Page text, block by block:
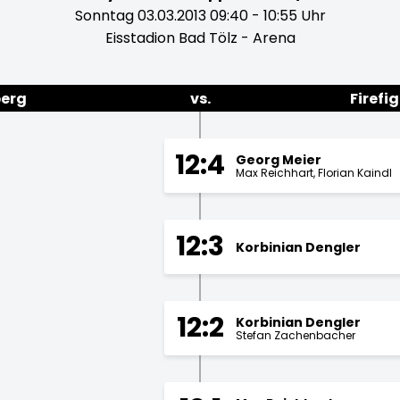
Sonntag 03.03.2013 09:40 - 10:55 Uhr
Eisstadion Bad Tölz - Arena
vs.
12:4 Georg Meier
Max Reichhart Florian Kaindl
12:3 Korbinian Dengler
12:2 Korbinian Dengler
Stefan Zachenbacher